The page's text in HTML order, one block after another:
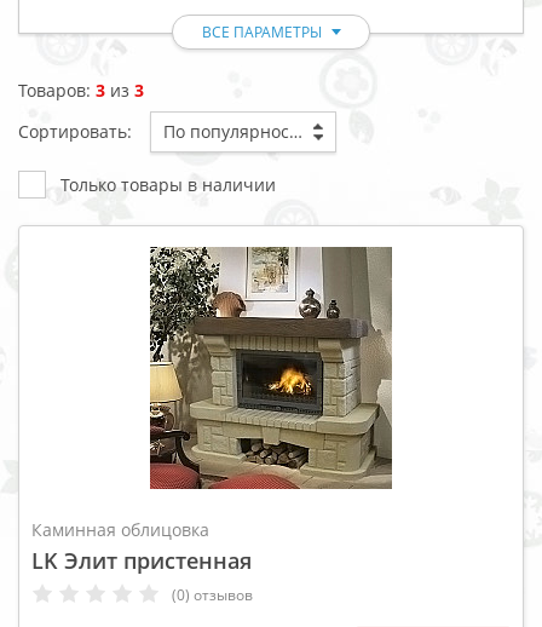
ВСЕ ПАРАМЕТРЫ
Товаров: 3 из 3
Сортировать:
По популярности
Только товары в наличии
Каминная облицовка
LK Элит пристенная
(0) отзывов